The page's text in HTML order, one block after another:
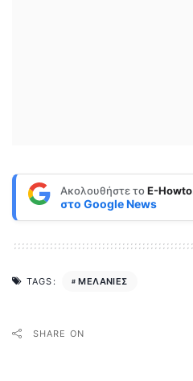
Ακολουθήστε τοE-
στο Google News
TAGS: ΜΕΛΑΝΙΕΣ
SHARE ON